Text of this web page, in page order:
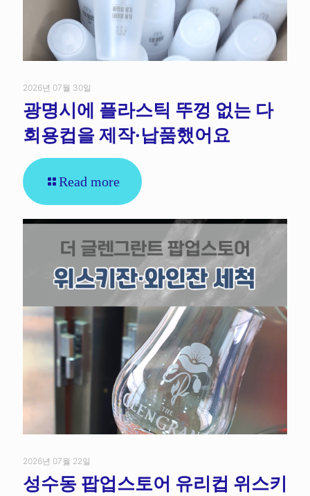
2026년 07월 30일
광명시에 플라스틱 뚜껑 없는 다
회용컵을 제작·납품했어요
Read more
2026년 07월 22일
성수동 팝업스토어 유리컵 위스키